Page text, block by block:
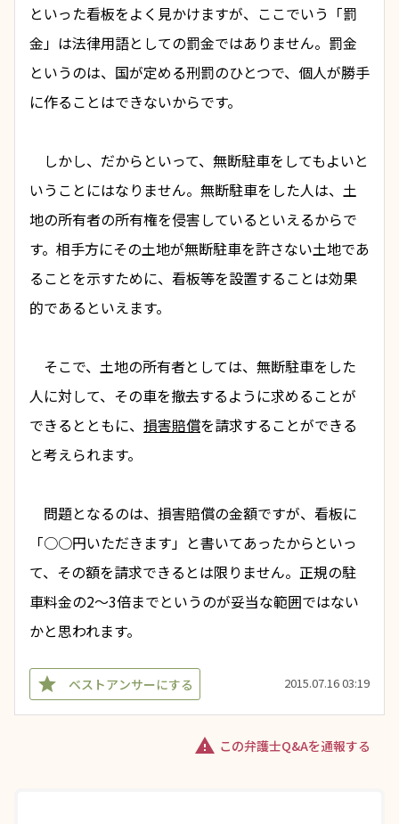
といった看板をよく見かけますが、ここでいう「罰
金」は法律用語としての罰金ではありません。罰金
というのは、国が定める刑罰のひとつで、個人が勝手
に作ることはできないからです。
しかし、だからといって、無断駐車をしてもよいと
いうことにはなりません。無断駐車をした人は、土
地の所有者の所有権を侵害しているといえるからで
す。相手方にその土地が無断駐車を許さない土地であ
ることを示すために、看板等を設置することは効果
的であるといえます。
そこで、土地の所有者としては、無断駐車をした
人に対して、その車を撤去するように求めることが
できるとともに、 損害賠償を請求することができる
と考えられます。
問題となるのは、損害賠償の金額ですが、看板に
「○○円いただきます」と書いてあったからといっ
て、その額を請求できるとは限りません。正規の駐
車料金の2～3倍までというのが妥当な範囲ではない
かと思われます。
star ベストアンサーにする 2015.07.16 03:19
warning この弁護士Q&Aを通報する